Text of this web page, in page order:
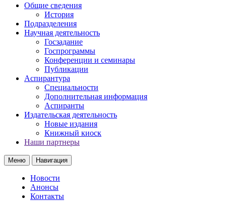
Общие сведения
История
Подразделения
Научная деятельность
Госзадание
Госпрограммы
Конференции и семинары
Публикации
Аспирантура
Специальности
Дополнительная информация
Аспиранты
Издательская деятельность
Новые издания
Книжный киоск
Наши партнеры
Меню Навигация
Новости
Анонсы
Контакты